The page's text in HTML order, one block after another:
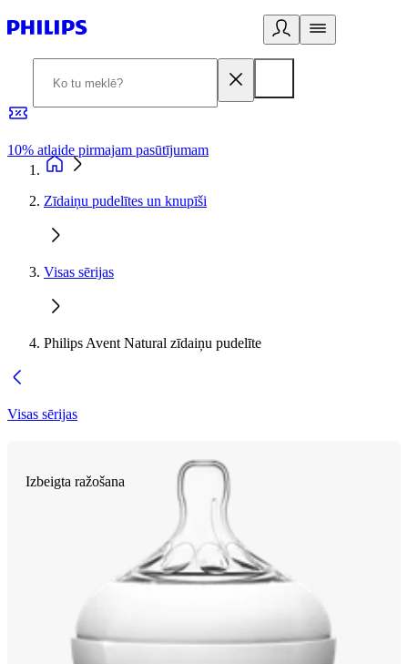
10% atlaide pirmajam pasūtījumam
Zīdaiņu pudelītes un knupīši
Visas sērijas
Philips Avent Natural zīdaiņu pudelīte
Visas sērijas
Izbeigta ražošana